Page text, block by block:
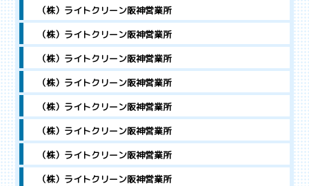
（株）ライトクリーン阪神営業所
（株）ライトクリーン阪神営業所
（株）ライトクリーン阪神営業所
（株）ライトクリーン阪神営業所
（株）ライトクリーン阪神営業所
（株）ライトクリーン阪神営業所
（株）ライトクリーン阪神営業所
（株）ライトクリーン阪神営業所